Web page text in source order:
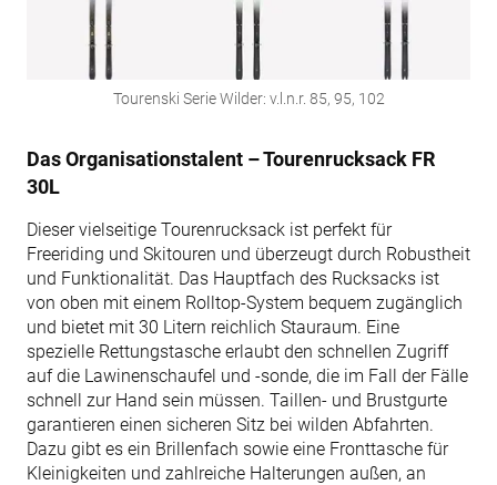
Tourenski Serie Wilder: v.l.n.r. 85, 95, 102
Das Organisationstalent – Tourenrucksack FR
30L
Dieser vielseitige Tourenrucksack ist perfekt für
Freeriding und Skitouren und überzeugt durch Robustheit
und Funktionalität. Das Hauptfach des Rucksacks ist
von oben mit einem Rolltop-System bequem zugänglich
und bietet mit 30 Litern reichlich Stauraum. Eine
spezielle Rettungstasche erlaubt den schnellen Zugriff
auf die Lawinenschaufel und -sonde, die im Fall der Fälle
schnell zur Hand sein müssen. Taillen- und Brustgurte
garantieren einen sicheren Sitz bei wilden Abfahrten.
Dazu gibt es ein Brillenfach sowie eine Fronttasche für
Kleinigkeiten und zahlreiche Halterungen außen, an